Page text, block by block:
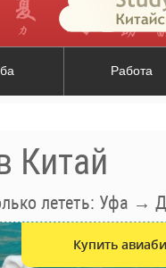
Работа
Китай
лететь: Уфа →
Купить